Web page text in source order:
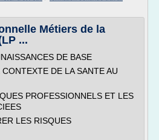
Métiers de la
...
DE BASE
DE LA SANTE AU
PROFESSIONNELS ET LES
LES RISQUES